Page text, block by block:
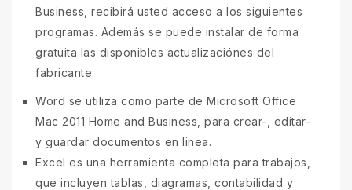
Business, recibirá usted acceso a los siguientes
programas. Además se puede instalar de forma
gratuita las disponibles actualizaciónes del
fabricante:
Word se utiliza como parte de Microsoft Office
Mac 2011 Home and Business, para crear-, editar-
y guardar documentos en linea.
Excel es una herramienta completa para trabajos,
que incluyen tablas, diagramas, contabilidad y